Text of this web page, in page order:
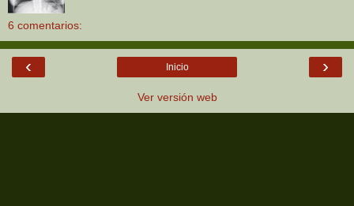
6 comentarios:
‹ ›
Inicio
Ver versión web